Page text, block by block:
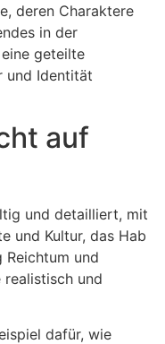
deren Charaktere
in der
geteilte
und Identität
auf
und detailliert, mit
und Kultur, das Hab
Reichtum und
realistisch und
dafür, wie